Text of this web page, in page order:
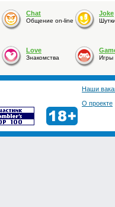
Chat
Общение on-line
Joke
Love
Знакомства Игры
Наши
О проекте